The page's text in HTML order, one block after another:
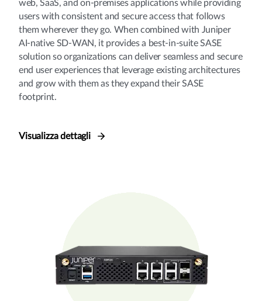
web, SaaS, and on-premises applications while providing
users with consistent and secure access that follows
them wherever they go. When combined with Juniper
AI-native SD-WAN, it provides a best-in-suite SASE
solution so organizations can deliver seamless and secure
end user experiences that leverage existing architectures
and grow with them as they expand their SASE
footprint.
Visualizza dettagli